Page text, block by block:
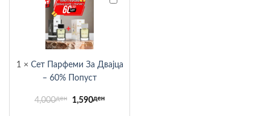
60%
1 × Сет Парфеми За Двајца
– 60% Попуст
4,000ден
Original
1,590денCurrent